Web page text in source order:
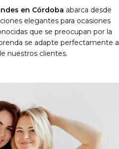
en Córdoba abarca desde
elegantes para ocasiones
que se preocupan por la
se adapte perfectamente a
nuestros clientes.